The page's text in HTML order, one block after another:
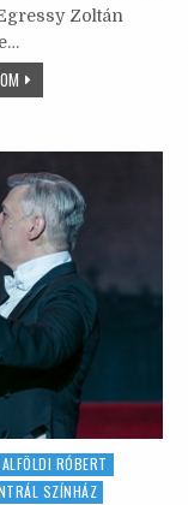
A
Zoltán
ÁLMOS
UTAS
ÉS
ÚTKERESÉSEK
A
SZERELEM
ÚTVESZTŐJÉBEN
ALFÖLDI RÓBERT
SZÍNHÁZ